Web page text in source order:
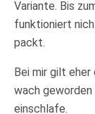
Variante. Bis
funktioniert
packt.
Bei mir gilt eher
wach
einschlafe.